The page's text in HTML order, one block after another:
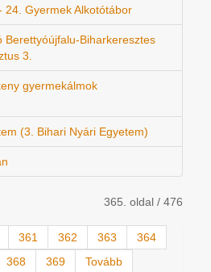
24. Gyermek Alkotótábor
Berettyóújfalu-Biharkeresztes
3.
gyermekálmok
(3. Bihari Nyári Egyetem)
365. oldal / 476
361 362 363
364
368 369
Tovább